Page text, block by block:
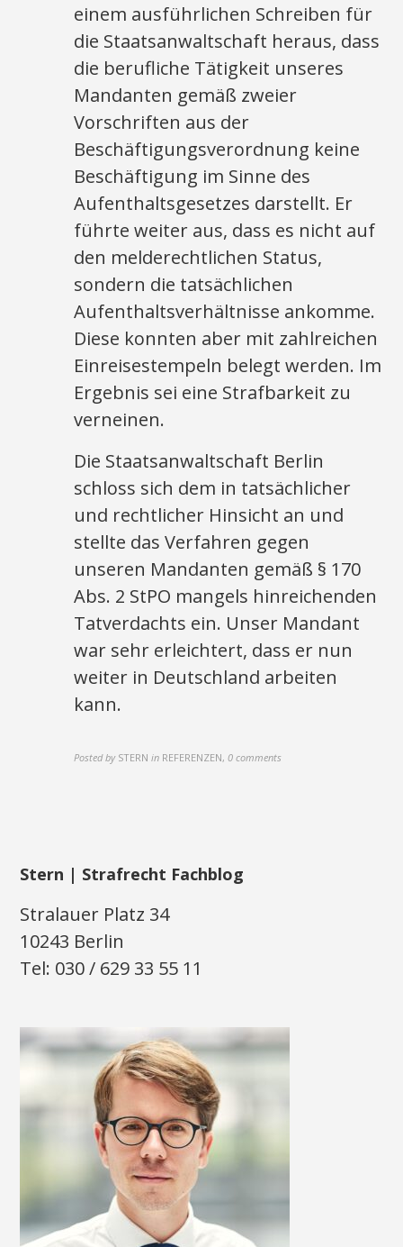
einem ausführlichen Schreiben für
die Staatsanwaltschaft heraus, dass
die berufliche Tätigkeit unseres
Mandanten gemäß zweier
Vorschriften aus der
Beschäftigungsverordnung keine
Beschäftigung im Sinne des
Aufenthaltsgesetzes darstellt. Er
führte weiter aus, dass es nicht auf
den melderechtlichen Status,
sondern die tatsächlichen
Aufenthaltsverhältnisse ankomme.
Diese konnten aber mit zahlreichen
Einreisestempeln belegt werden. Im
Ergebnis sei eine Strafbarkeit zu
verneinen.
Die Staatsanwaltschaft Berlin
schloss sich dem in tatsächlicher
und rechtlicher Hinsicht an und
stellte das Verfahren gegen
unseren Mandanten gemäß § 170
Abs. 2 StPO mangels hinreichenden
Tatverdachts ein. Unser Mandant
war sehr erleichtert, dass er nun
weiter in Deutschland arbeiten
kann.
Posted by STERN in REFERENZEN,0 comments
Stern | Strafrecht Fachblog
Stralauer Platz 34
10243 Berlin
Tel: 030 / 629 33 55 11